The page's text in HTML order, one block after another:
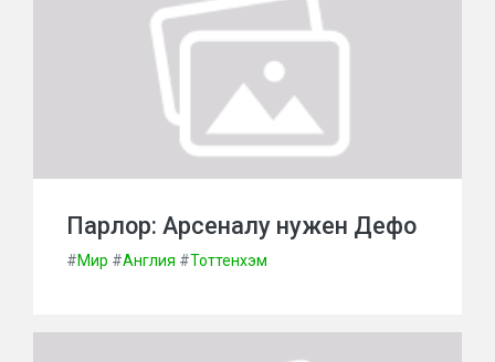
Парлор: Арсеналу нужен Дефо
#Мир #Англия #Тоттенхэм